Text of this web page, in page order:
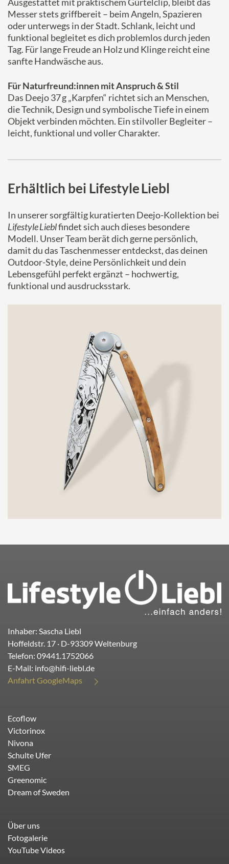
Messer stets griffbereit – beim Angeln, Spazieren
oder unterwegs in der Stadt. Schlank, leicht und
funktional begleitet es dich problemlos durch jeden
Tag. Für lange Freude an Holz und Klinge reicht eine
sanfte Handwäsche aus.
Für Naturfreund:innen mit Anspruch & Stil
Das Deejo 37 g „Karpfen“ richtet sich an Menschen,
die Technik, Design und symbolische Tiefe in einem
Objekt verbinden möchten. Ein stilvoller Begleiter –
leicht, funktional und voller Charakter.
Erhältlich bei Lifestyle Liebl
In unserer sorgfältig kuratierten Deejo-Kollektion bei
Lifestyle Lieblfindet sich auch dieses besondere
Modell. Unser Team berät dich gerne persönlich,
damit du das Taschenmesser entdeckst, das deinen
Outdoor-Style, deine Persönlichkeit und dein
Lebensgefühl perfekt ergänzt – hochwertig,
funktional und ausdrucksstark.
Inhaber: Sascha Liebl
Hoffeldstr. 17 · D-93309Weltenburg
Telefon: 09441.1752066
E-Mail: info@hifi-liebl.de
Anfahrt GoogleMaps
Ecoflow
Victorinox
Nivona
Schulte Ufer
SMEG
Greenomic
Dream of Sweden
Über uns
Fotogalerie
YouTube Videos